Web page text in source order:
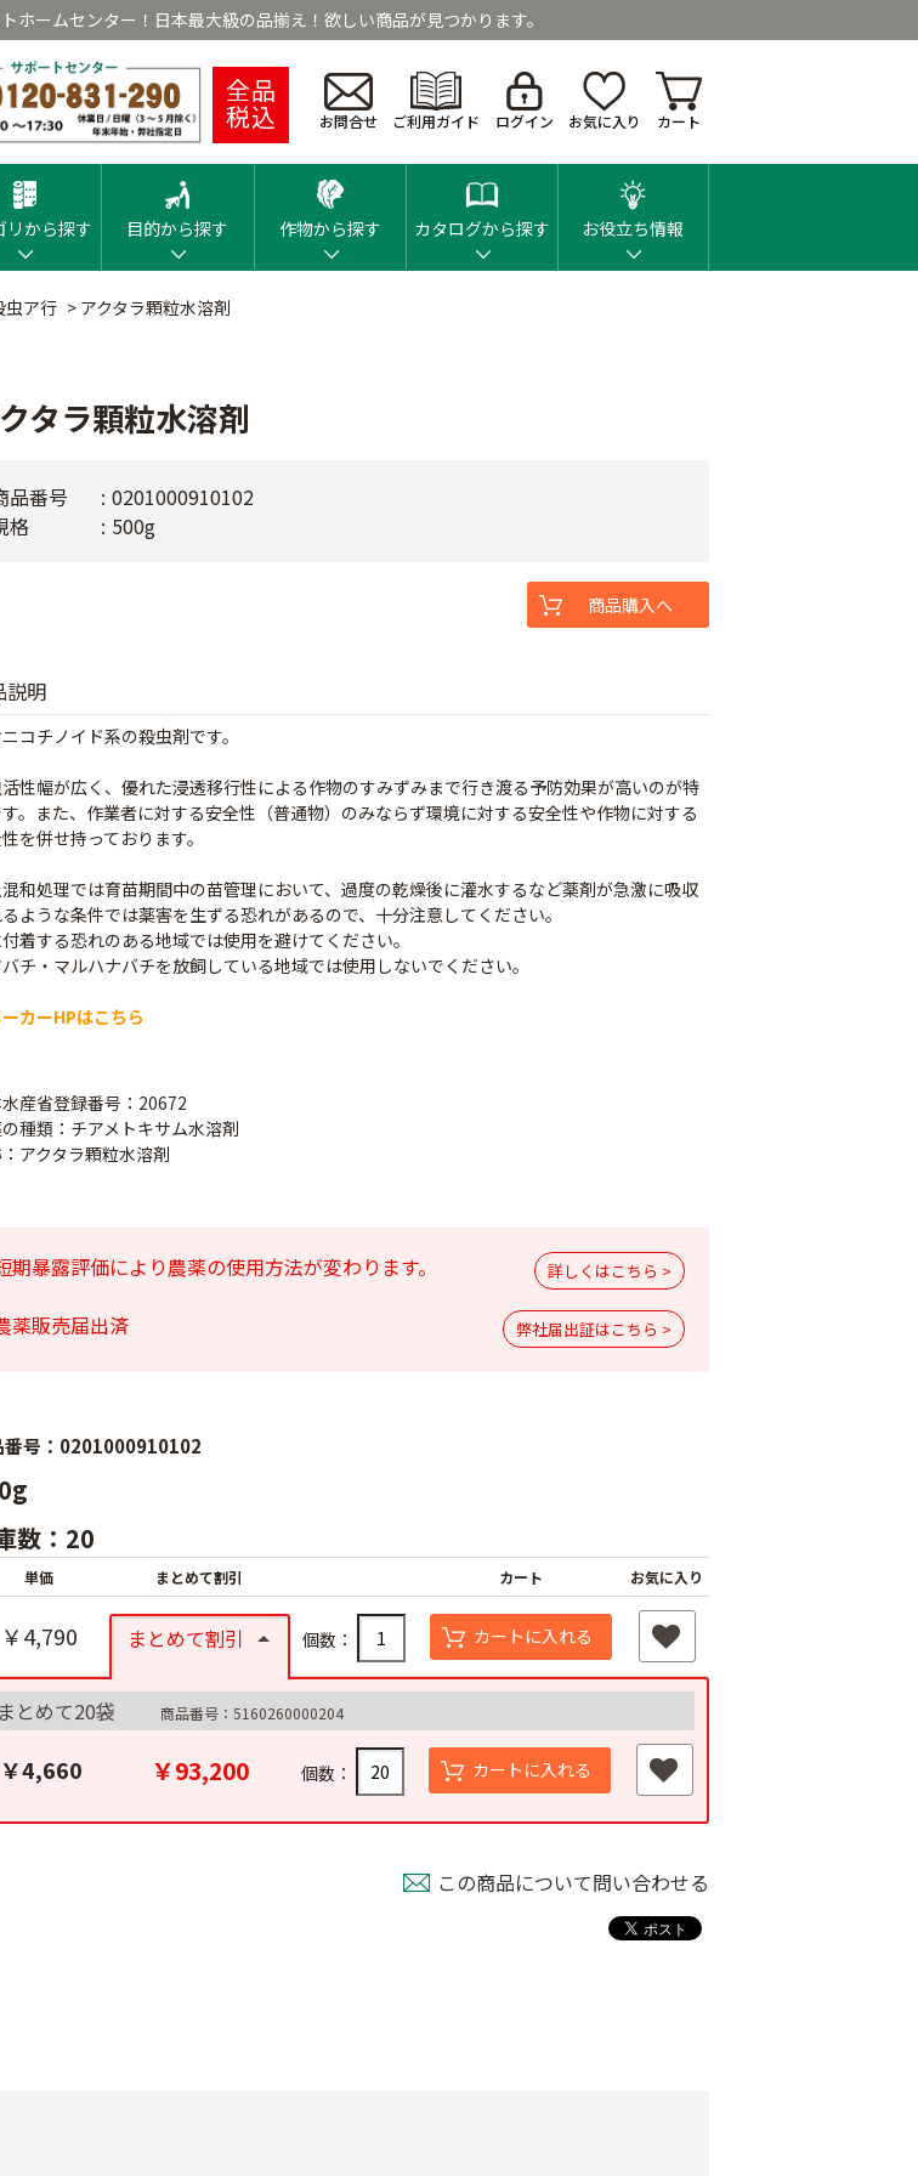
ホームセンター！日本最大級の品揃え！欲しい商品が見つかります。
全品
税込 お問合せ ご利用ガイド ログイン お気に入り カート
リから探す 目的から探す 作物から探す カタログから探す お役立ち情報
虫ア行 > アクタラ顆粒水溶剤
タラ顆粒水溶剤
説明
コチノイド系の殺虫剤です。
性幅が広く、優れた浸透移行性による作物のすみずみまで行き渡る予防効果が高いのが特
。また、作業者に対する安全性（普通物）のみならず環境に対する安全性や作物に対する
を併せ持っております。
和処理では育苗期間中の苗管理において、過度の乾燥後に灌水するなど薬剤が急激に吸収
ような条件では薬害を生ずる恐れがあるので、十分注意してください。
着する恐れのある地域では使用を避けてください。
チ・マルハナバチを放飼している地域では使用しないでください。
カーHPはこちら
産省登録番号：20672
種類：チアメトキサム水溶剤
アクタラ顆粒水溶剤
期暴露評価により農薬の使用方法が変わります。 詳しくはこちら >
薬販売届出済 弊社届出証はこちら >
品番号
0201000910102
格
500g
商品購入へ
番号：0201000910102
数：20
単価 まとめて割引 カート お気に入り
￥4,790 まとめて割引 個数： カートに入れる
まとめて20袋 商品番号：5160260000204
￥4,660 ￥93,200 個数： カートに入れる
この商品について問い合わせる